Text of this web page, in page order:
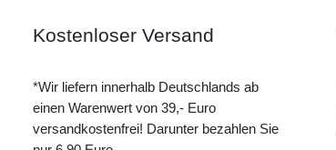
Kostenloser Versand
*Wir liefern innerhalb Deutschlands ab
einen Warenwert von 39,- Euro
versandkostenfrei! Darunter bezahlen Sie